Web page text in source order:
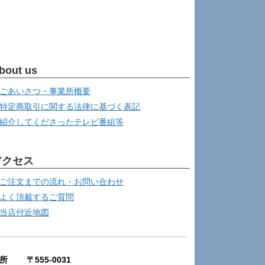
us
ごあいさつ・事業所概要
特定商取引に関する法律に基づく表記
紹介してくださったテレビ番組等
セス
ご注文までの流れ・お問い合わせ
よく頂戴するご質問
当店付近地図
所 〒555-0031